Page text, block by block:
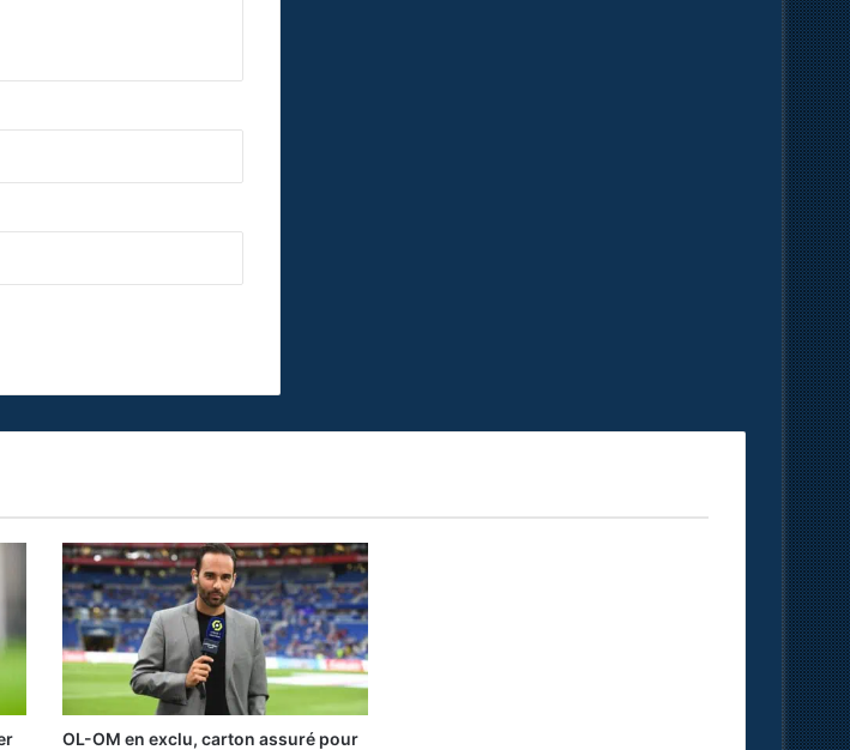
OL-OM en exclu, carton assuré pour